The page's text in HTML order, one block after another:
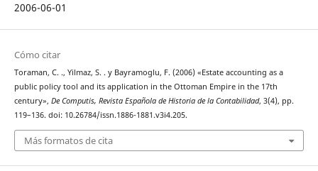
2006-06-01
Cómo citar
Toraman, C. ., Yilmaz, S. . y Bayramoglu, F. (2006) «Estate accounting as a
public policy tool and its application in the Ottoman Empire in the 17th
century», De Computis, Revista Española de Historia de la Contabilidad, 3(4), pp.
119–136. doi: 10.26784/issn.1886-1881.v3i4.205.
Más formatos de cita